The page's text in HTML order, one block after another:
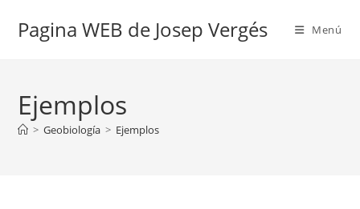
Pagina WEB de Josep Vergés Menú
Ejemplos
> Geobiología > Ejemplos